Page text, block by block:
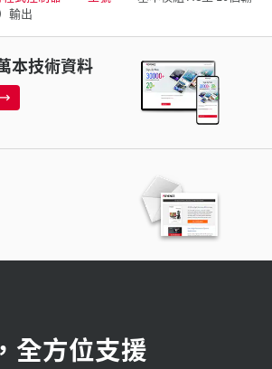
輸出
本技術資料
全方位支援